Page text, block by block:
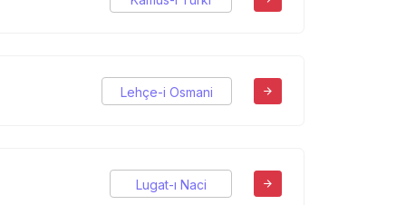
Lehçe-i Osmani
Lugat-ı Naci